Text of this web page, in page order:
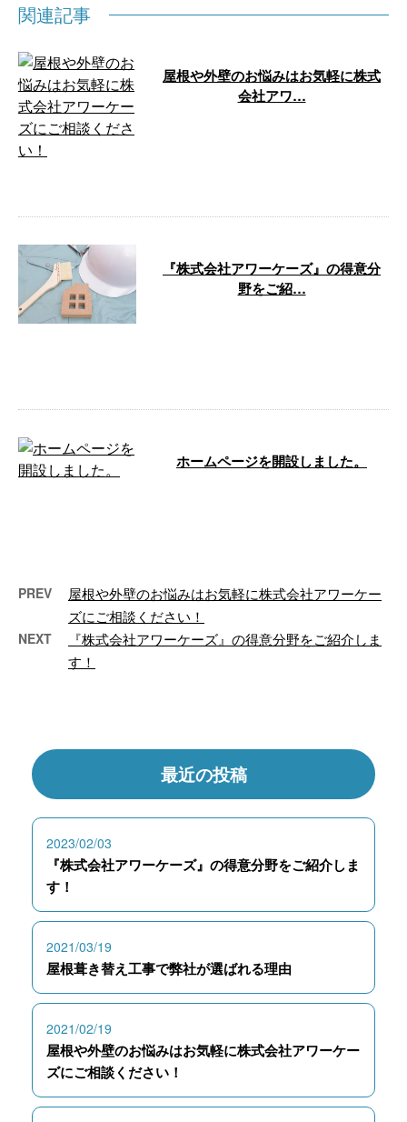
関連記事
屋根や外壁のお悩みはお気軽に株式
会社アワ…
『株式会社アワーケーズ』の得意分
野をご紹…
ホームページを開設しました。
PREV
屋根や外壁のお悩みはお気軽に株式会社アワーケー
ズにご相談ください！
NEXT
『株式会社アワーケーズ』の得意分野をご紹介しま
す！
最近の投稿
2023/02/03
『株式会社アワーケーズ』の得意分野をご紹介しま
す！
2021/03/19
屋根葺き替え工事で弊社が選ばれる理由
2021/02/19
屋根や外壁のお悩みはお気軽に株式会社アワーケー
ズにご相談ください！